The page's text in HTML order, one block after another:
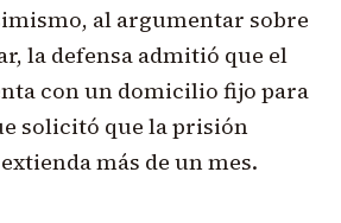
al argumentar sobre
la defensa admitió que el
con un domicilio fijo para
solicitó que la prisión
más de un mes.